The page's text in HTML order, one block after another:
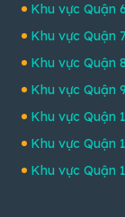
Khu vực Quận
Khu vực Quận
Khu vực Quận
Khu vực Quận
Khu vực Quận
Khu vực Quận
Khu vực Quận